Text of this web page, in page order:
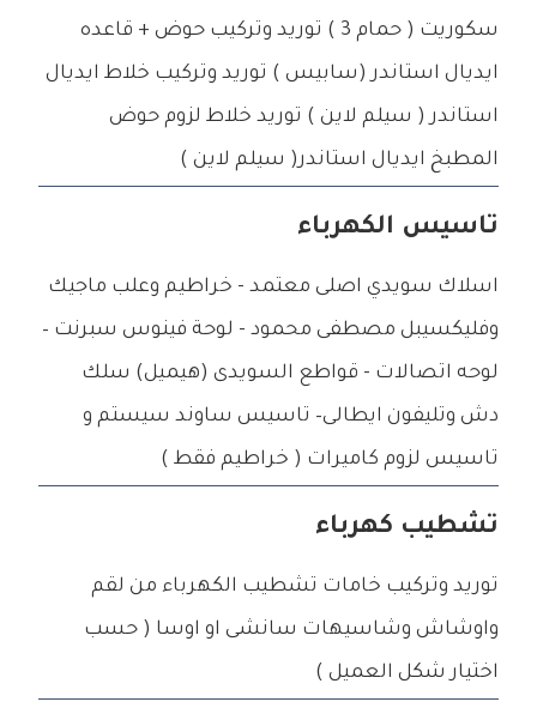
سكوريت ( حمام 3 ) توريد وتركيب حوض + قاعده
ايديال استاندر (سابيس ) توريد وتركيب خلاط ايديال
استاندر ( سيلم لاين ) توريد خلاط لزوم حوض
المطبخ ايديال استاندر( سيلم لاين )
تاسيس الكهرباء
اسلاك سويدي اصلى معتمد - خراطيم وعلب ماجيك
وفليكسيبل مصطفى محمود - لوحة فينوس سبرنت –
لوحه اتصالات - قواطع السويدى (هيميل) سلك
دش وتليفون ايطالى– تاسيس ساوند سيستم و
تاسيس لزوم كاميرات ( خراطيم فقط )
تشطيب كهرباء
توريد وتركيب خامات تشطيب الكهرباء من لقم
واوشاش وشاسيهات سانشى او اوسا ( حسب
اختيار شكل العميل )